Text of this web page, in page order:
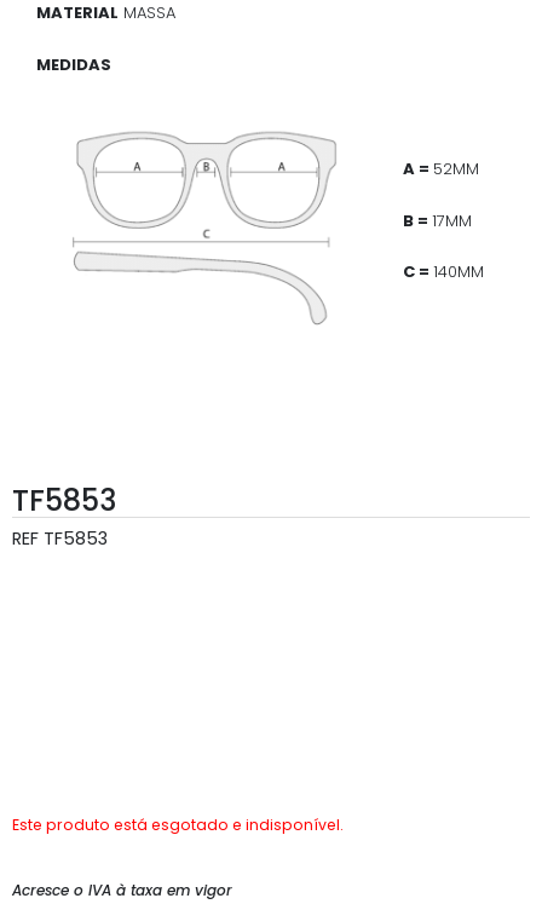
MATERIAL MASSA
MEDIDAS
A = 52MM
B = 17MM
C = 140MM
TF5853
REF TF5853
Este produto está esgotado e indisponível.
Acresce o IVA à taxa em vigor